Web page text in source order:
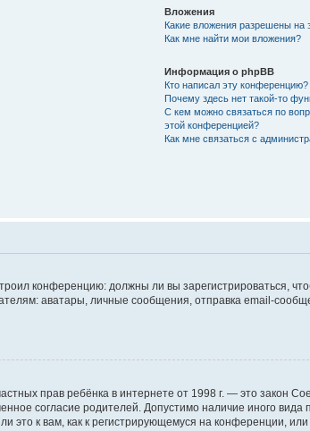
Вложения
Какие вложения разрешены на
Как мне найти мои вложения?
Информация о phpBB
Кто написал эту конференцию?
Почему здесь нет такой-то
С кем можно связаться по
этой конференцией?
Как мне связаться с
конференцию: должны ли вы зарегистрироваться,
аватары, личные сообщения, отправка email-
прав ребёнка в интернете от 1998 г. — это закон
согласие родителей. Допустимо наличие иного
к вам, как к регистрирующемуся на конференции,